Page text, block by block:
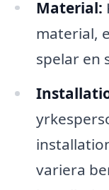
Material:
material,
spelar en
variera